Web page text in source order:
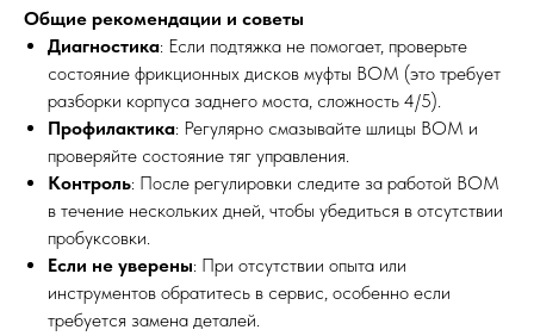
Общие рекомендации и советы
Диагностика: Если подтяжка не помогает, проверьте
состояние фрикционных дисков муфты ВОМ (это требует
разборки корпуса заднего моста, сложность 4/5).
Профилактика: Регулярно смазывайте шлицы ВОМ и
проверяйте состояние тяг управления.
Контроль: После регулировки следите за работой ВОМ
в течение нескольких дней, чтобы убедиться в отсутствии
пробуксовки.
Если не уверены: При отсутствии опыта или
инструментов обратитесь в сервис, особенно если
требуется замена деталей.